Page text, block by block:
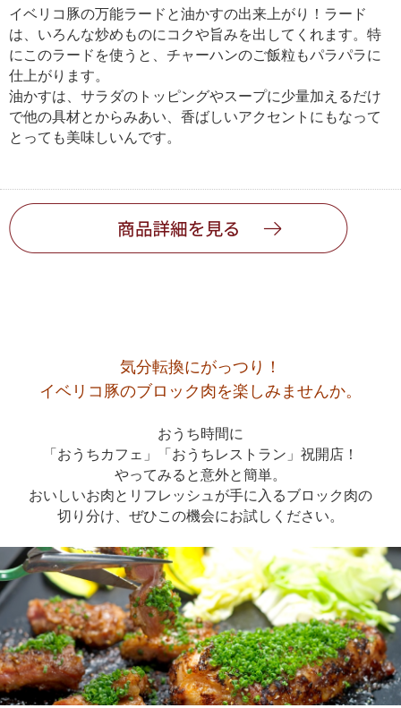
イベリコ豚の万能ラードと油かすの出来上がり！ラード
は、いろんな炒めものにコクや旨みを出してくれます。特
にこのラードを使うと、チャーハンのご飯粒もパラパラに
仕上がります。
油かすは、サラダのトッピングやスープに少量加えるだけ
で他の具材とからみあい、香ばしいアクセントにもなって
とっても美味しいんです。
気分転換にがっつり！
イベリコ豚のブロック肉を楽しみませんか。
おうち時間に
「おうちカフェ」「おうちレストラン」祝開店！
やってみると意外と簡単。
おいしいお肉とリフレッシュが手に入るブロック肉の
切り分け、ぜひこの機会にお試しください。